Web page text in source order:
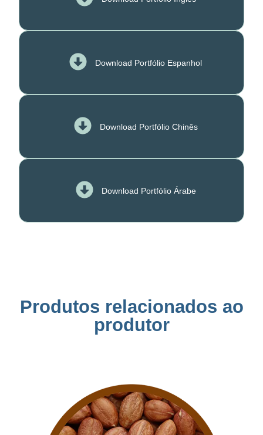
Download Portfólio Espanhol
Download Portfólio Chinês
Download Portfólio Árabe
Produtos relacionados ao
produtor